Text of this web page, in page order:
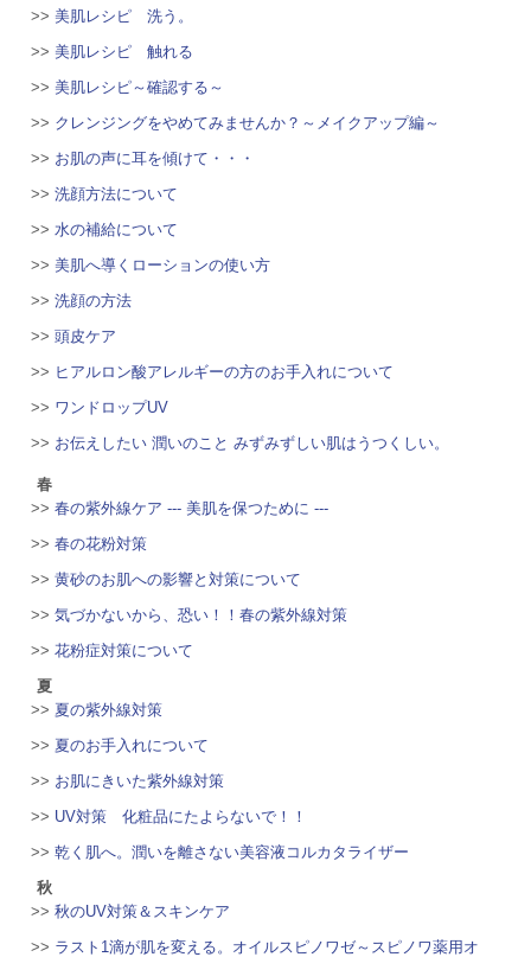
>>美肌レシピ 洗う。
>>美肌レシピ 触れる
>>美肌レシピ～確認する～
>> クレンジングをやめてみませんか？～メイクアップ編～
>> お肌の声に耳を傾けて・・・
>>洗顔方法について
>> 水の補給について
>>美肌へ導くローションの使い方
>>洗顔の方法
>>頭皮ケア
>> ヒアルロン酸アレルギーの方のお手入れについて
>> ワンドロップUV
>> お伝えしたい 潤いのこと みずみずしい肌はうつくしい。
春
>>春の紫外線ケア --- 美肌を保つために ---
>>春の花粉対策
>>黄砂のお肌への影響と対策について
>>気づかないから、恐い！！春の紫外線対策
>>花粉症対策について
夏
>> 夏の紫外線対策
>> 夏のお手入れについて
>> お肌にきいた紫外線対策
>> UV対策 化粧品にたよらないで！！
>>乾く肌へ。潤いを離さない美容液コルカタライザー
秋
>>秋のUV対策＆スキンケア
>> ラスト1滴が肌を変える。オイルスピノワゼ～スピノワ薬用オ